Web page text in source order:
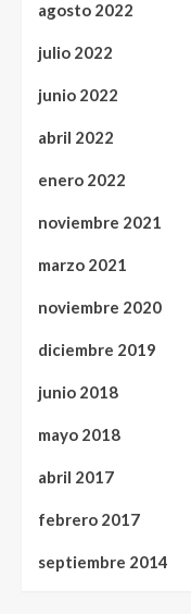
agosto 2022
julio 2022
junio 2022
abril 2022
enero 2022
noviembre 2021
marzo 2021
noviembre 2020
diciembre 2019
junio 2018
mayo 2018
abril 2017
febrero 2017
septiembre 2014